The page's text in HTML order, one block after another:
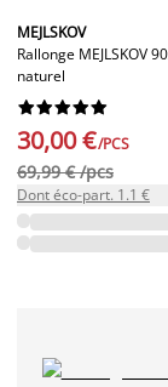
MEJLSKOV
Rallonge MEJLSKOV
naturel






30,00 €/PCS
69,99 € /pcs
Dont éco-part. 1.1 €